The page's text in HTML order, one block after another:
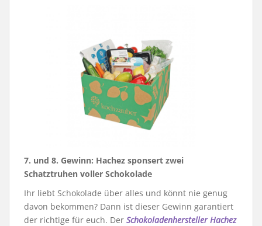
7. und 8. Gewinn: Hachez sponsert zwei
Schatztruhen voller Schokolade
Ihr liebt Schokolade über alles und könnt nie genug
davon bekommen? Dann ist dieser Gewinn garantiert
der richtige für euch. Der Schokoladenhersteller Hachez